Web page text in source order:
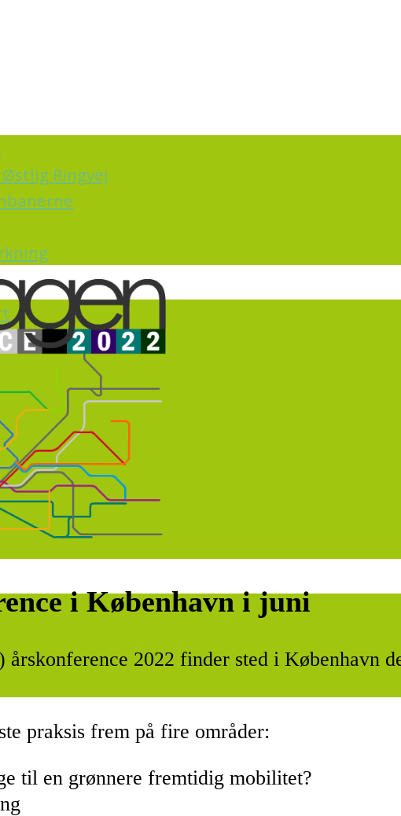
Ringvej
i København i juni
årskonference 2022 finder sted i København
praksis frem på fire områder:
til en grønnere fremtidig mobilitet?